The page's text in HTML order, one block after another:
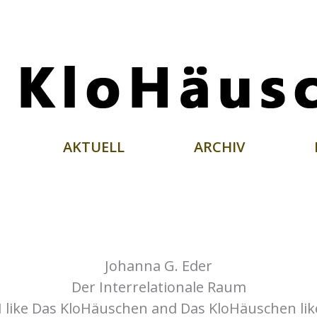
AKTUELL ARCHIV
Johanna G. Eder
Der Interrelationale Raum
like Das KloHäuschen and Das KloHäuschen